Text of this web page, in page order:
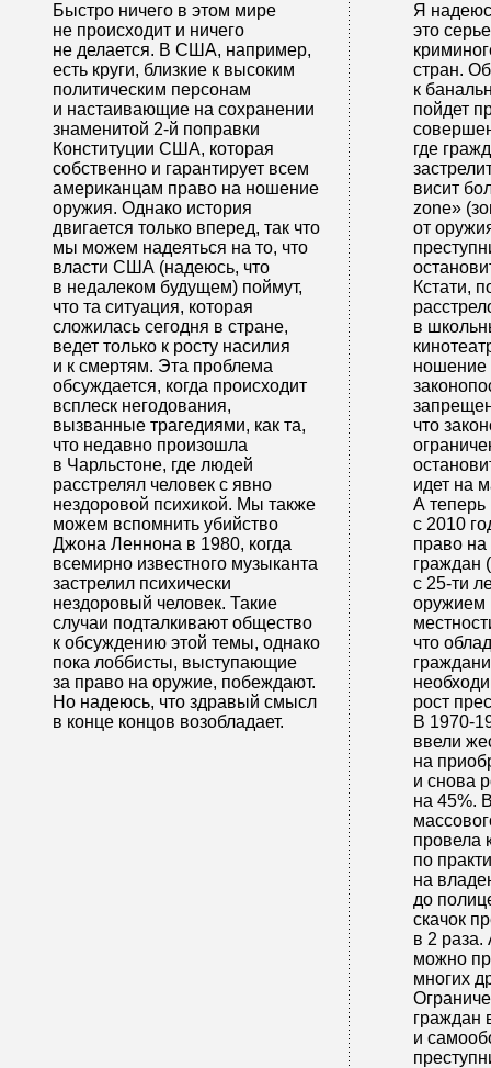
Быстро ничего в этом мире
не происходит и ничего
не делается. В США, например,
есть круги, близкие к высоким
политическим персонам
и настаивающие на сохранении
знаменитой 2-й поправки
Конституции США, которая
собственно и гарантирует всем
американцам право на ношение
оружия. Однако история
двигается только вперед, так что
мы можем надеяться на то, что
власти США (надеюсь, что
в недалеком будущем) поймут,
что та ситуация, которая
сложилась сегодня в стране,
ведет только к росту насилия
и к смертям. Эта проблема
обсуждается, когда происходит
всплеск негодования,
вызванные трагедиями, как та,
что недавно произошла
в Чарльстоне, где людей
расстрелял человек с явно
нездоровой психикой. Мы также
можем вспомнить убийство
Джона Леннона в 1980, когда
всемирно известного музыканта
застрелил психически
нездоровый человек. Такие
случаи подталкивают общество
к обсуждению этой темы, однако
пока лоббисты, выступающие
за право на оружие, побеждают.
Но надеюсь, что здравый смысл
в конце концов возобладает.
Я
это
стран.
к
пойдет
где
висит
zone»
от
Кстати,
в
ношение
что
идет на
А теперь
с 2010
право
граждан
с 25-ти
оружием
что
рост
В 1970-
ввели
на
и снова
на 45%.
провела
по
на
до
скачок
в 2 раза.
можно
многих
граждан
и